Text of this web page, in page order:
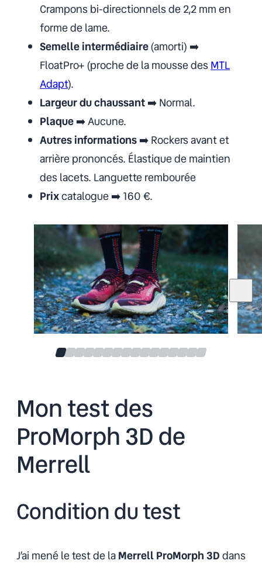
Crampons bi-directionnels de 2,2 mm en
forme de lame.
Semelle intermédiaire(amorti) ➡️
FloatPro+ (proche de la mousse desMTL
Adapt).
Largeur du chaussant➡️ Normal.
Plaque➡️ Aucune.
Autres informations➡️ Rockers avant et
arrière prononcés. Élastique de maintien
des lacets. Languette rembourée
Prixcatalogue ➡️ 160 €.
Mon test des
ProMorph 3Dde
Merrell
Condition du test
J’ai mené le test de laMerrell ProMorph 3Ddans